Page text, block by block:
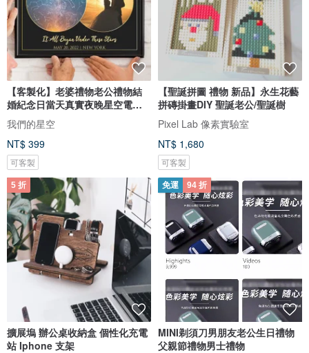
【客製化】老婆禮物老公禮物結
婚紀念日當天真實夜晚星空電子
圖檔
我們的星空
NT$ 399
可客製
【聖誕拼圖 禮物 新品】永生花藝
拼磚掛畫DIY 聖誕老公/聖誕樹
Pixel Lab 像素實驗室
NT$ 1,680
可客製
5 折
擴展塢 辦公桌收納盒 個性化充電
站 Iphone 支架
免運 94 折
MINI剃須刀男朋友老公生日禮物
父親節禮物男士禮物